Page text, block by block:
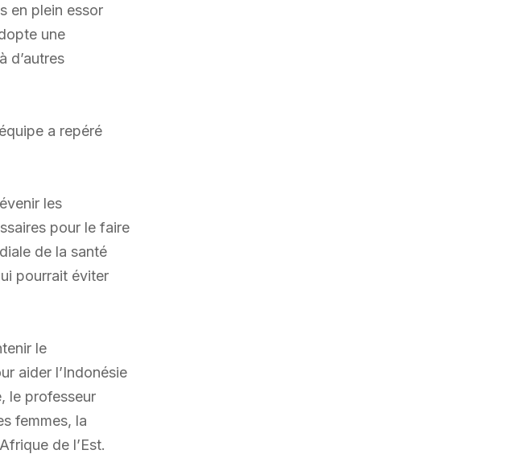
en plein essor
une
d’autres
a repéré
les
pour le faire
de la santé
pourrait éviter
le
aider l’Indonésie
le professeur
femmes, la
de l’Est.